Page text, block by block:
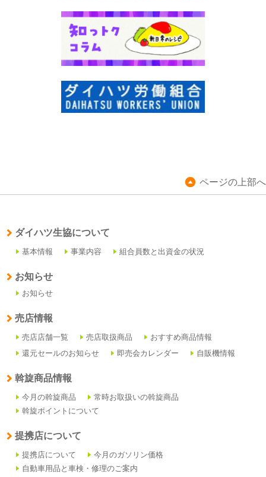
ページの上部へ
ダイハツ生協について
基本情報 事業内容 組合員数と出資金の状況
お知らせ
お知らせ
売店情報
売店店舗一覧 売店取扱商品
おすすめ商品情報
還元セールのお知らせ
即売会カレンダー 自販機情報
斡旋商品情報
今月の斡旋商品
常時お取扱いの斡旋商品
斡旋ポイントについて
提携店について
提携店について
今月のガソリン価格
自動車用品と車検・修理のご案内